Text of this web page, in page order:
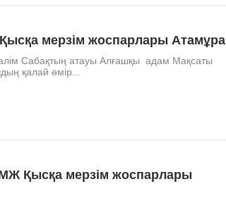
мерзім жоспарлары Атамұра
Сабақтың атауы Алғашқы адам Мақсаты
қалай өмір...
Қысқа мерзім жоспарлары